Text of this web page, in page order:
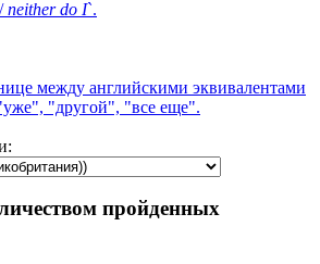
neither do I`.
между английскими эквивалентами
"другой", "все еще".
пройденных